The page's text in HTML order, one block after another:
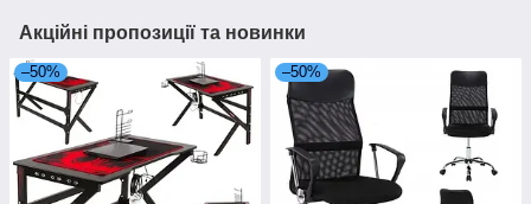
Акційні пропозиції та новинки
–50% –50%